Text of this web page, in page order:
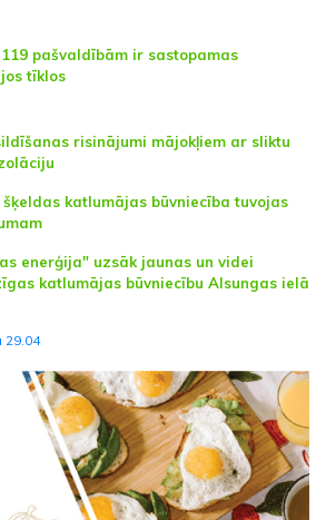
119 pašvaldībām ir sastopamas
tīklos
risinājumi mājokļiem ar sliktu
šķeldas katlumājas būvniecība tuvojas
enerģija" uzsāk jaunas un videi
katlumājas būvniecību Alsungas ielā